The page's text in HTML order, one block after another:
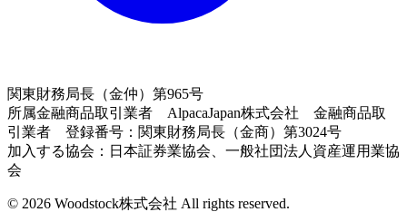
関東財務局長（金仲）第965号
所属金融商品取引業者 AlpacaJapan株式会社 金融商品取
引業者 登録番号：関東財務局長（金商）第3024号
加入する協会：日本証券業協会、一般社団法人資産運用業協
会
© 2026 Woodstock株式会社 All rights reserved.